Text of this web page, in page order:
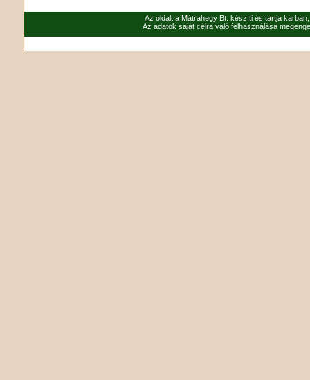
Az oldalt a Mátrahegy Bt. készíti és tartja
Az adatok saját célra való felhasználása